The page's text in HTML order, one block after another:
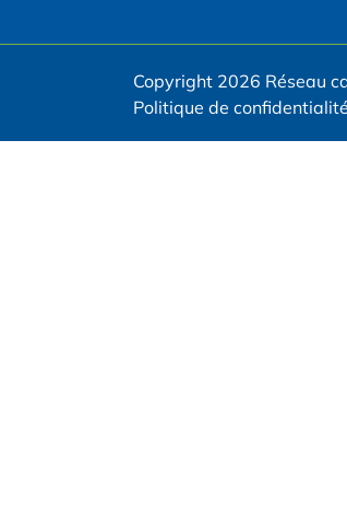
Copyright 2026 Réseau
Politique de confidentialité